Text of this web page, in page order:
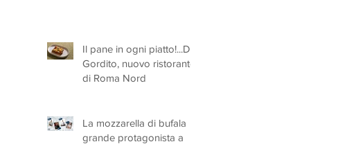
Il pane in ogni piatto!...Da
Gordito, nuovo ristorante
di Roma Nord
La mozzarella di bufala
grande protagonista a